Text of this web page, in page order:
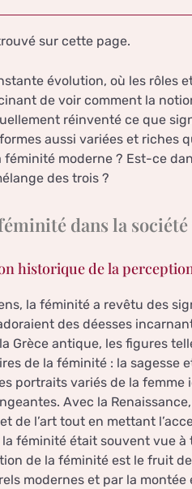
sur cette page.
évolution, où les rôles
de voir comment la
réinventé ce que
aussi variées et riches
moderne ? Est-ce
des trois ?
dans la
historique de la
la féminité a revêtu des
des déesses
Grèce antique, les figures
de la féminité : la sagesse
portraits variés de la
Avec la
de l’art tout en mettant
la féminité était souvent vue
de la féminité est le fruit
modernes et par la